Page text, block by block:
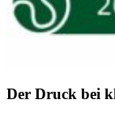
Der Druck bei